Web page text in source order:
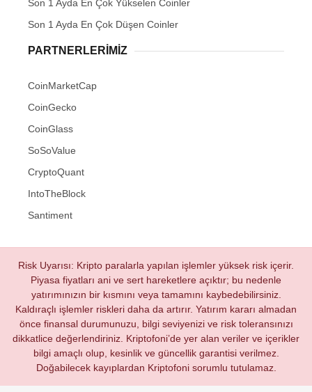
Son 1 Ayda En Çok Yükselen Coinler
Son 1 Ayda En Çok Düşen Coinler
PARTNERLERIMIZ
CoinMarketCap
CoinGecko
CoinGlass
SoSoValue
CryptoQuant
IntoTheBlock
Santiment
Risk Uyarısı: Kripto paralarla yapılan işlemler yüksek risk içerir.
Piyasa fiyatları ani ve sert hareketlere açıktır; bu nedenle
yatırımınızın bir kısmını veya tamamını kaybedebilirsiniz.
Kaldıraçlı işlemler riskleri daha da artırır. Yatırım kararı almadan
önce finansal durumunuzu, bilgi seviyenizi ve risk toleransınızı
dikkatlice değerlendiriniz. Kriptofoni’de yer alan veriler ve içerikler
bilgi amaçlı olup, kesinlik ve güncellik garantisi verilmez.
Doğabilecek kayıplardan Kriptofoni sorumlu tutulamaz.